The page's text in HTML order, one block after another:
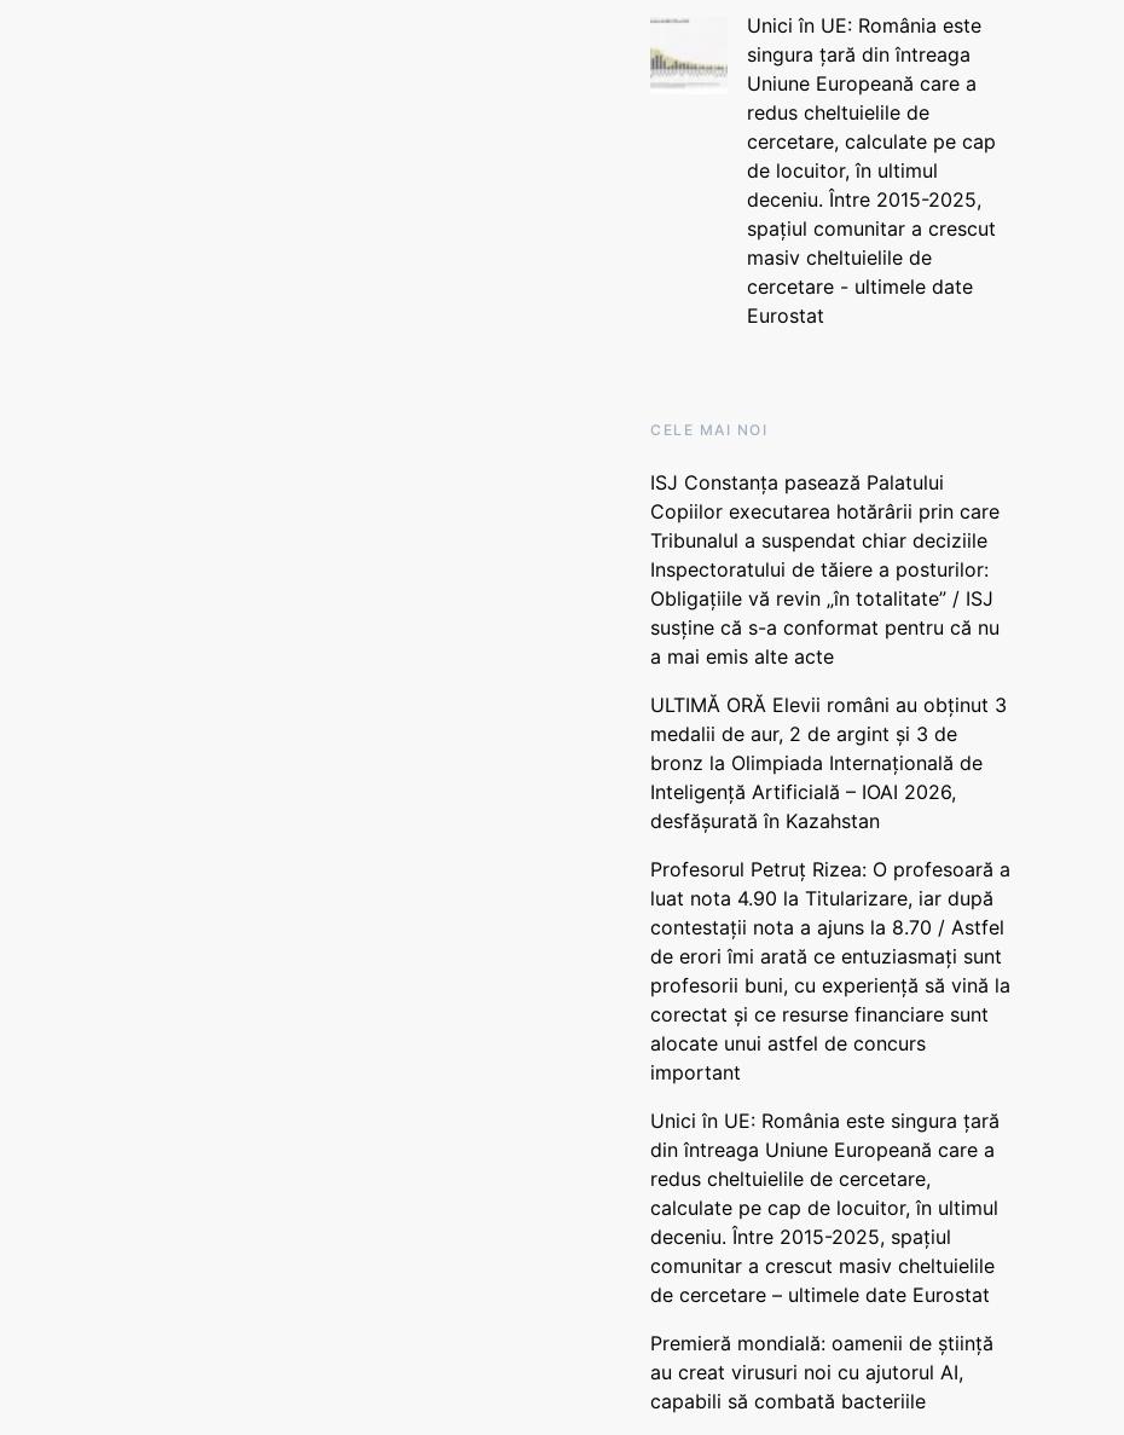
Unici în UE: România este
singura țară din întreaga
Uniune Europeană care a
redus cheltuielile de
cercetare, calculate pe cap
de locuitor, în ultimul
deceniu. Între 2015-2025,
spațiul comunitar a crescut
masiv cheltuielile de
cercetare - ultimele date
Eurostat
CELE MAI NOI
ISJ Constanța pasează Palatului
Copiilor executarea hotărârii prin care
Tribunalul a suspendat chiar deciziile
Inspectoratului de tăiere a posturilor:
Obligațiile vă revin „în totalitate” / ISJ
susține că s-a conformat pentru că nu
a mai emis alte acte
ULTIMĂ ORĂ Elevii români au obținut 3
medalii de aur, 2 de argint și 3 de
bronz la Olimpiada Internațională de
Inteligență Artificială – IOAI 2026,
desfășurată în Kazahstan
Profesorul Petruț Rizea: O profesoară a
luat nota 4.90 la Titularizare, iar după
contestații nota a ajuns la 8.70 / Astfel
de erori îmi arată ce entuziasmați sunt
profesorii buni, cu experiență să vină la
corectat și ce resurse financiare sunt
alocate unui astfel de concurs
important
Unici în UE: România este singura țară
din întreaga Uniune Europeană care a
redus cheltuielile de cercetare,
calculate pe cap de locuitor, în ultimul
deceniu. Între 2015-2025, spațiul
comunitar a crescut masiv cheltuielile
de cercetare – ultimele date Eurostat
Premieră mondială: oamenii de știință
au creat virusuri noi cu ajutorul AI,
capabili să combată bacteriile